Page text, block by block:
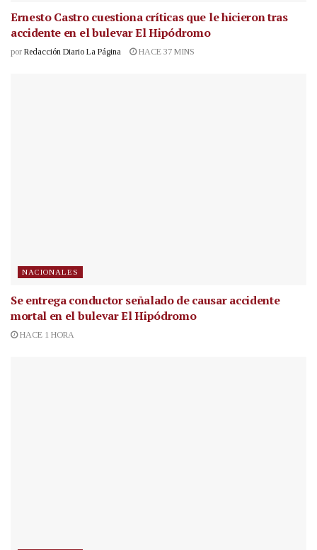
Ernesto Castro cuestiona críticas que le hicieron tras
accidente en el bulevar El Hipódromo
por Redacción Diario La Página HACE 37 MINS
NACIONALES
Se entrega conductor señalado de causar accidente
mortal en el bulevar El Hipódromo
HACE 1 HORA